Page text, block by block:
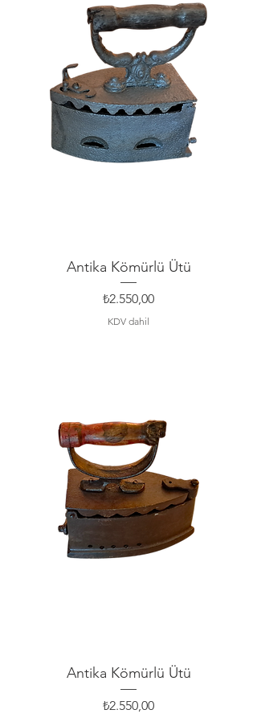
Antika Kömürlü Ütü
Fiyat
₺2.550,00
KDV dahil
Antika Kömürlü Ütü
Fiyat
₺2.550,00